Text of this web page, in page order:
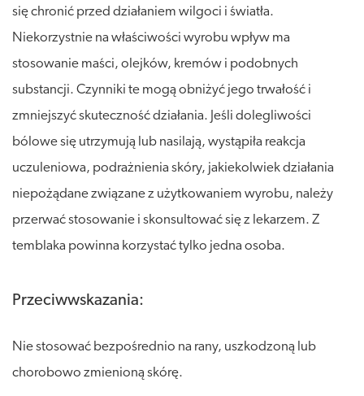
się chronić przed działaniem wilgoci i światła.
Niekorzystnie na właściwości wyrobu wpływ ma
stosowanie maści, olejków, kremów i podobnych
substancji. Czynniki te mogą obniżyć jego trwałość i
zmniejszyć skuteczność działania. Jeśli dolegliwości
bólowe się utrzymują lub nasilają, wystąpiła reakcja
uczuleniowa, podrażnienia skóry, jakiekolwiek działania
niepożądane związane z użytkowaniem wyrobu, należy
przerwać stosowanie i skonsultować się z lekarzem. Z
temblaka powinna korzystać tylko jedna osoba.
Przeciwwskazania:
Nie stosować bezpośrednio na rany, uszkodzoną lub
chorobowo zmienioną skórę.